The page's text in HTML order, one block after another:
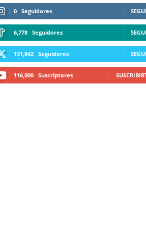
0 Seguidores
6,778 Seguidores
131,842 Seguidores
116,000 Suscriptores